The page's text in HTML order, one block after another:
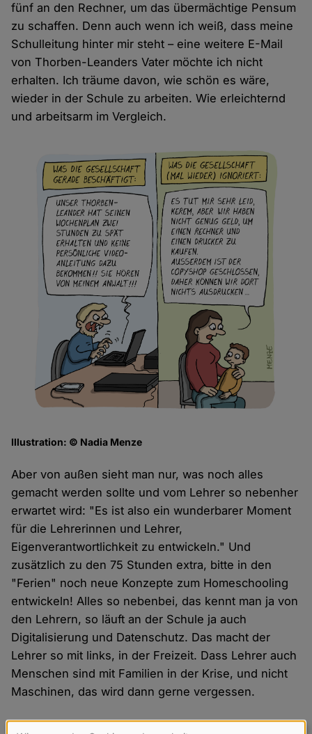
fünf an den Rechner, um das übermächtige Pensum
zu schaffen. Denn auch wenn ich weiß, dass meine
Schulleitung hinter mir steht – eine weitere E-Mail
von Thorben-Leanders Vater möchte ich nicht
erhalten. Ich träume davon, wie schön es wäre,
wieder in der Schule zu arbeiten. Wie erleichternd
und arbeitsarm im Vergleich.
Illustration: © Nadia Menze
Aber von außen sieht man nur, was noch alles
gemacht werden sollte und vom Lehrer so nebenher
erwartet wird: "Es ist also ein wunderbarer Moment
für die Lehrerinnen und Lehrer,
Eigenverantwortlichkeit zu entwickeln." Und
zusätzlich zu den 75 Stunden extra, bitte in den
"Ferien" noch neue Konzepte zum Homeschooling
entwickeln! Alles so nebenbei, das kennt man ja von
den Lehrern, so läuft an der Schule ja auch
Digitalisierung und Datenschutz. Das macht der
Lehrer so mit links, in der Freizeit. Dass Lehrer auch
Menschen sind mit Familien in der Krise, und nicht
Maschinen, das wird dann gerne vergessen.
Irgendwo in demZEIT-Artikel findet sich auch der